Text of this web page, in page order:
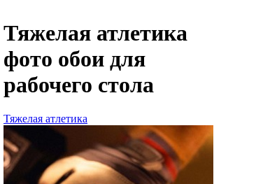
Тяжелая атлетика
фото обои для
рабочего стола
Тяжелая атлетика